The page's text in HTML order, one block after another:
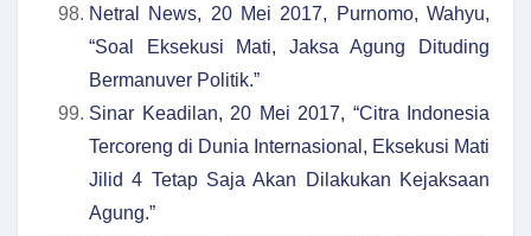
Netral News, 20 Mei 2017, Purnomo, Wahyu,
“Soal Eksekusi Mati, Jaksa Agung Dituding
Bermanuver Politik.”
Sinar Keadilan, 20 Mei 2017, “Citra Indonesia
Tercoreng di Dunia Internasional, Eksekusi Mati
Jilid 4 Tetap Saja Akan Dilakukan Kejaksaan
Agung.”